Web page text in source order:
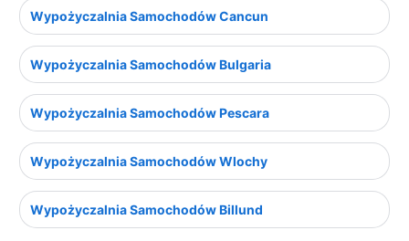
Wypożyczalnia Samochodów Cancun
Wypożyczalnia Samochodów Bulgaria
Wypożyczalnia Samochodów Pescara
Wypożyczalnia Samochodów Wlochy
Wypożyczalnia Samochodów Billund